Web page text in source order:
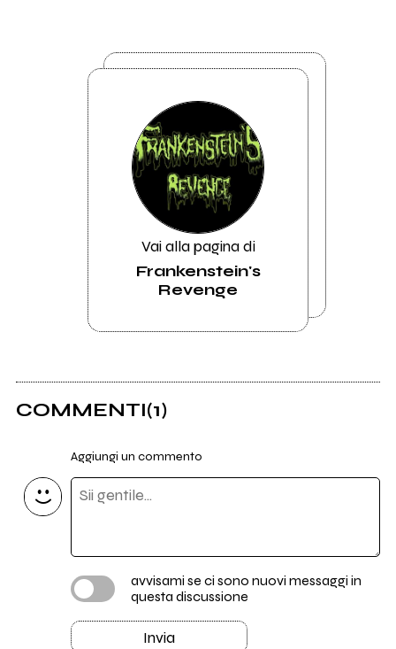
Vai alla pagina di
Frankenstein's
Revenge
COMMENTI(1)
Aggiungi un commento
avvisami se ci sono nuovi messaggi in
questa discussione
Invia